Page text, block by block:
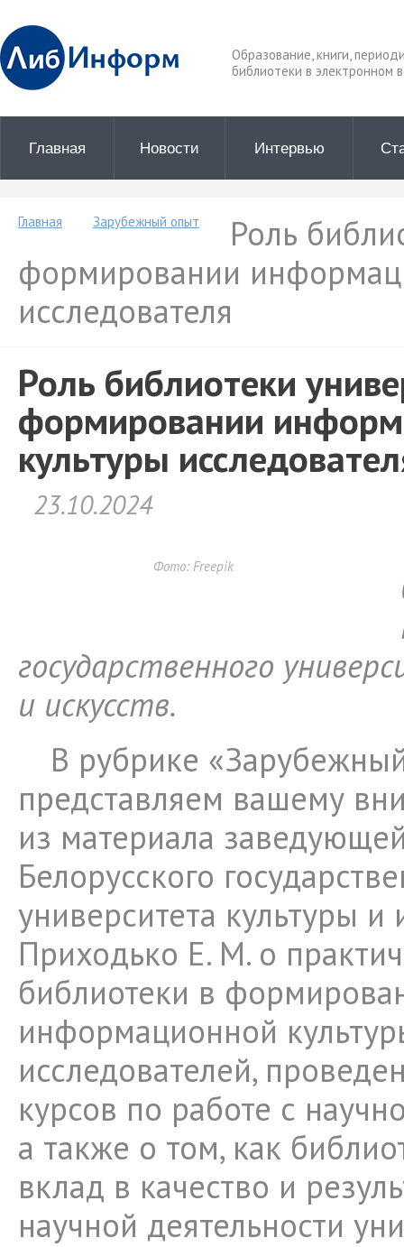
Образование, книги,
библиотеки в электронном
Главная Новости Интервью
Главная Зарубежный опыт
Роль
формировании
исследователя
Роль библиотеки
формировании
культуры
23.10.2024
Фото: Freepik
государственного
и искусств.
В рубрике
представляем вашему
из материала
Белорусского
университета культуры и
Приходько Е. М. о
библиотеки в
информационной
исследователей,
курсов по работе с
а также о том, как
вклад в качество и
научной деятельности